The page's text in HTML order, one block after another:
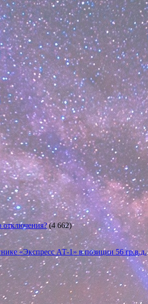
отключения? (4 662)
«Экспресс АТ-1» в позиции 56 гр.в.д.